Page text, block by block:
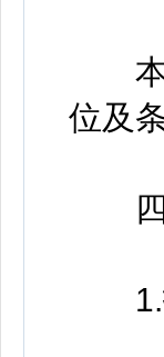
本
位及
四
1.报